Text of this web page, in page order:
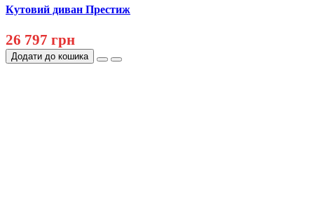
Кутовий диван Престиж
26 797 грн
Додати до кошика